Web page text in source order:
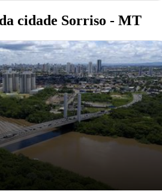
cidade Sorriso - MT